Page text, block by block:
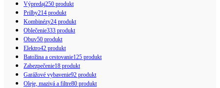
Výpredaj250 produkt
Prilby214 produkt
Kombinézy24 produkt
Oblečenie333 produkt
Obuv50 produkt
Elektro42 produkt
Batožina a cestovanie125 produkt
Zabezpečenie18 produkt
Garážové vybavenie92 produkt
Oleje, mazivá a filtre80 produkt